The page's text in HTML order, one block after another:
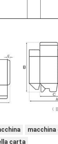
macchina
carta